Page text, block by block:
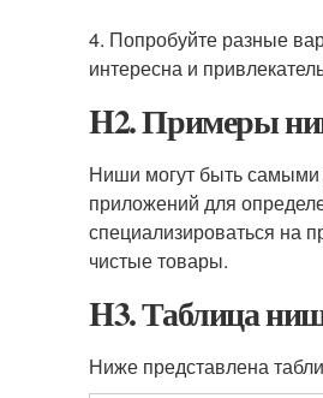
4. Попробуйте разные
интересна и
H2. Примеры
Ниши могут быть самыми
приложений для
специализироваться на
чистые товары.
H3. Таблица
Ниже представлена